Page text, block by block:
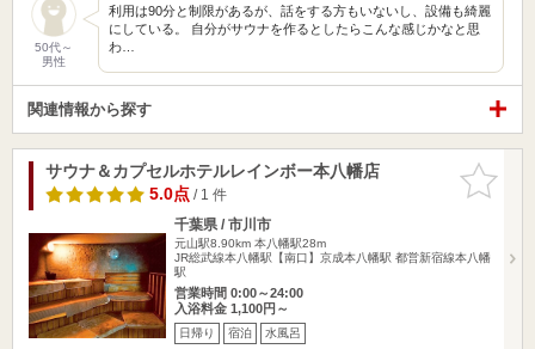
50代～
男性
利用は90分と制限があるが、話をする方もいないし、設備も綺麗
にしている。 自分がサウナを作るとしたらこんな感じかなと思
わ…
関連情報から探す
お気に入
りに追加
サウナ＆カプセルホテルレインボー本八幡店
5.0点/ 1 件
千葉県 / 市川市
元山駅8.90km 本八幡駅28m
JR総武線本八幡駅【南口】京成本八幡駅 都営新宿線本八幡
駅
営業時間 0:00～24:00
入浴料金 1,100円～
日帰り 宿泊 水風呂